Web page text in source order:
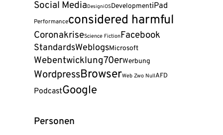
Social MediaDesigniOSDevelopmentiPad
Performanceconsidered harmful
CoronakriseScience FictionFacebook
StandardsWeblogsMicrosoft
Webentwicklung70erWerbung
WordpressBrowserWeb Zwo NullAFD
PodcastGoogle
Personen